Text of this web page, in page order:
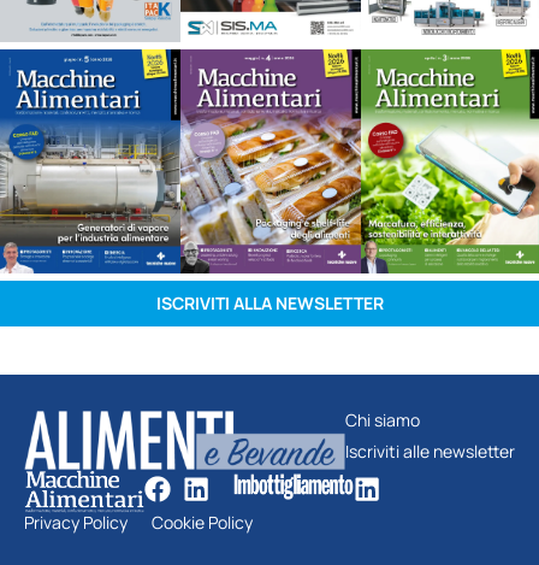
ISCRIVITI ALLA NEWSLETTER
Chi siamo
Iscriviti alle newsletter
Privacy Policy Cookie Policy